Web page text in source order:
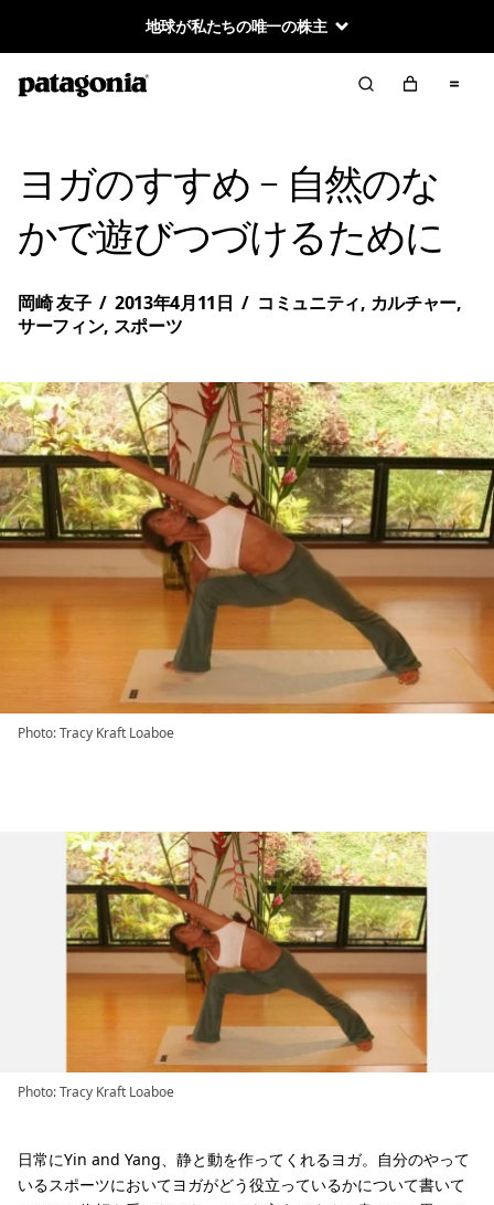
地球が私たちの唯一の株主
ヨガのすすめ – 自然のな
かで遊びつづけるために
岡崎 友子 / 2013年4月11日 / コミュニティ, カルチャー,
サーフィン, スポーツ
Photo: Tracy Kraft Loaboe
Photo: Tracy Kraft Loaboe
日常にYin and Yang、静と動を作ってくれるヨガ。自分のやって
いるスポーツにおいてヨガがどう役立っているかについて書いて